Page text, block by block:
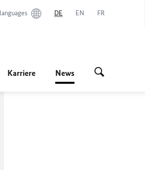
DE EN FR
Karriere News